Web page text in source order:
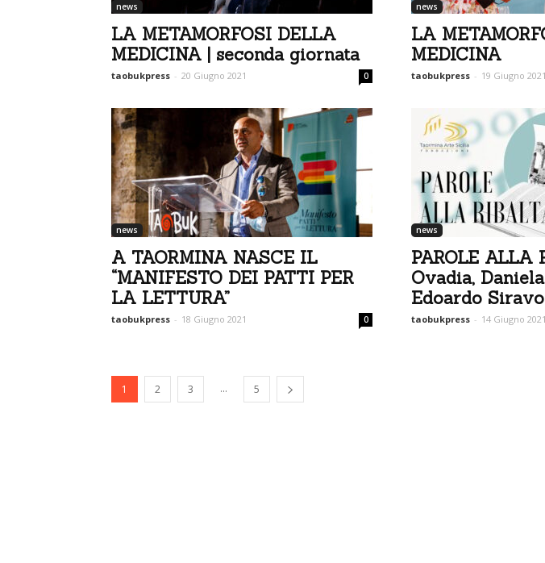
news
LA METAMORFOSI DELLA
MEDICINA | seconda giornata
taobukpress - 20 Giugno 2021 0
news
LA
MEDICINA
taobukpress - 19 Giugno 2021
news
A TAORMINA NASCE IL
“MANIFESTO DEI PATTI PER
LA LETTURA”
taobukpress - 18 Giugno 2021 0
news
PAROLE ALLA
Ovadia,
Edoardo Siravo
taobukpress - 14 Giugno 2021
1 2 3 ... 5